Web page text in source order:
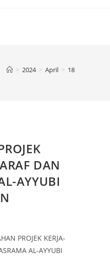
> 2024 > April > 18
DAN
AYYUBI
PROJEK KERJA-
AL-AYYUBI